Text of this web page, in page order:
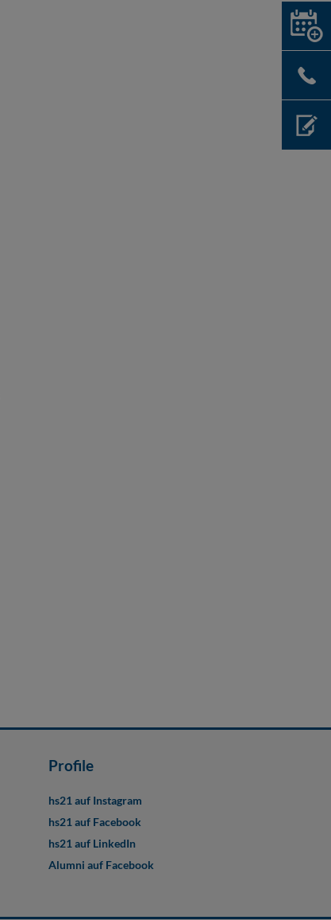
Profile
hs21 auf Instagram
hs21 auf Facebook
hs21 auf LinkedIn
Alumni auf Facebook